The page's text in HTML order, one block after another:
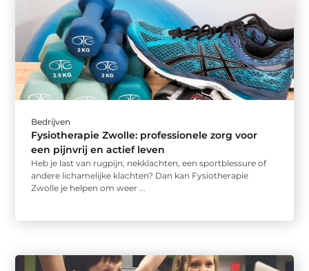
Bedrijven
Fysiotherapie Zwolle: professionele zorg voor
een pijnvrij en actief leven
Heb je last van rugpijn, nekklachten, een sportblessure of
andere lichamelijke klachten? Dan kan Fysiotherapie
Zwolle je helpen om weer ...